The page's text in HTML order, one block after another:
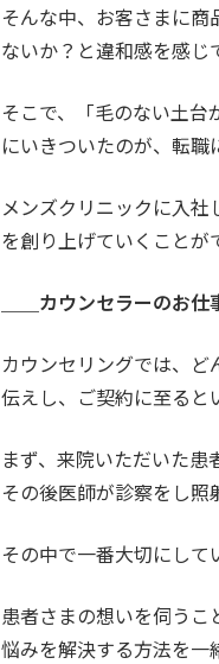
そんな中、お客さまに
ないか？と違和感を感じ
そこで、「毛のない土
にいきついたのが、転職
メンズクリニックに入
を創り上げていくことが
＿＿カウンセラーのお
カウンセリングでは、
伝えし、ご契約に至ると
まず、来院いただいた患
その後医師が診察をし照
その中で一番大切にして
患者さまの想いを伺う
悩みを解決する方法を一